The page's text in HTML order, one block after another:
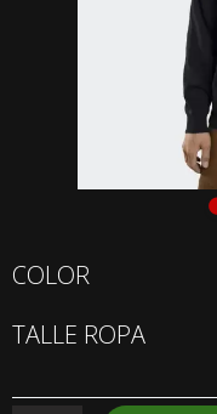
COLOR
TALLE ROPA
O'Neill
cantidad